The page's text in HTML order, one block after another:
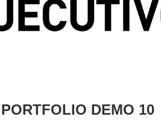
PORTFOLIO DEMO 10